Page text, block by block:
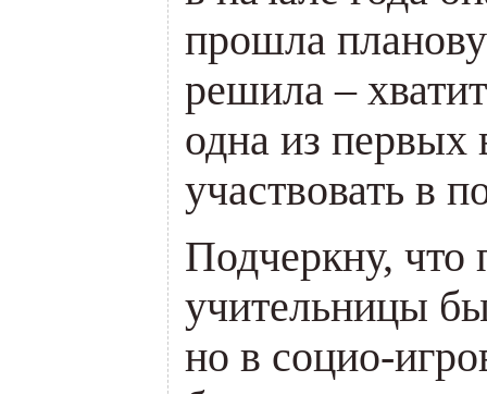
прошла
решила –
одна из первых
участвовать в
Подчеркну, что
учительницы
но в социо-